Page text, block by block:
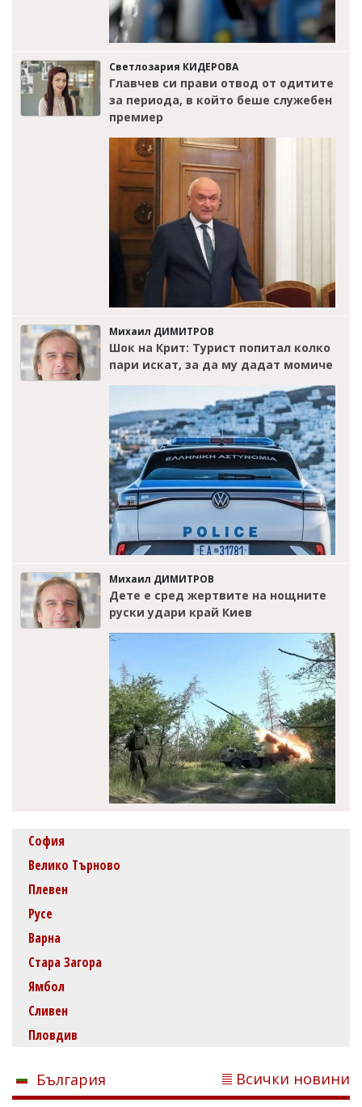
Светлозария КИДЕРОВА
Главчев си прави отвод от одитите
за периода, в който беше служебен
премиер
Михаил ДИМИТРОВ
Шок на Крит: Турист попитал колко
пари искат, за да му дадат момиче
Михаил ДИМИТРОВ
Дете е сред жертвите на нощните
руски удари край Киев
София
Велико Търново
Плевен
Русе
Варна
Стара Загора
Ямбол
Сливен
Пловдив
България Всички новини